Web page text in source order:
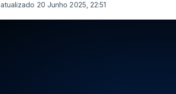
atualizado 20 Junho 2025, 22:51